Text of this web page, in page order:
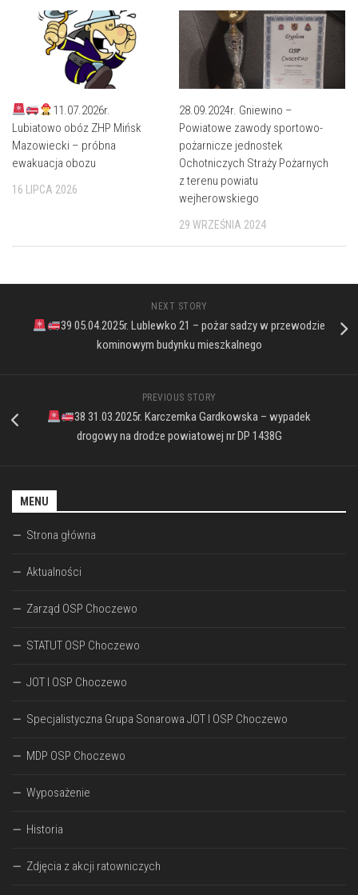
11.07.2026r.
Lubiatowo obóz ZHP Mińsk
Mazowiecki – próbna
ewakuacja obozu
16 LIPCA 2026
28.09.2024r. Gniewino –
Powiatowe zawody sportowo-
pożarnicze jednostek
Ochotniczych Straży Pożarnych
z terenu powiatu
wejherowskiego
29 WRZEŚNIA 2024
NEXT STORY
39 05.04.2025r. Lublewko 21 – pożar sadzy w przewodzie
kominowym budynku mieszkalnego
PREVIOUS STORY
38 31.03.2025r. Karczemka Gardkowska – wypadek
drogowy na drodze powiatowej nr DP 1438G
MENU
Strona główna
Aktualności
Zarząd OSP Choczewo
STATUT OSP Choczewo
JOT I OSP Choczewo
Specjalistyczna Grupa Sonarowa JOT I OSP Choczewo
MDP OSP Choczewo
Wyposażenie
Historia
Zdjęcia z akcji ratowniczych